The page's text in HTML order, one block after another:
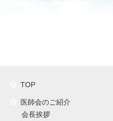
TOP
医師会のご紹介
会長挨拶